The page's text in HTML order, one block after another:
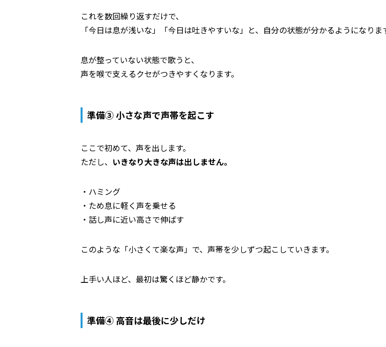
これを数回繰り返すだけで、
「今日は息が浅いな」「今日は吐きやすいな」と、自分の状態が分かるようになりま
息が整っていない状態で歌うと、
声を喉で支えるクセがつきやすくなります。
準備③ 小さな声で声帯を起こす
ここで初めて、声を出します。
ただし、 いきなり大きな声は出しません。
・ハミング
・ため息に軽く声を乗せる
・話し声に近い高さで伸ばす
このような「小さくて楽な声」で、声帯を少しずつ起こしていきます。
上手い人ほど、最初は驚くほど静かです。
準備④ 高音は最後に少しだけ